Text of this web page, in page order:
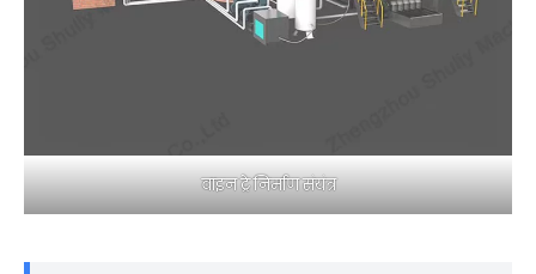
वाइन ट्रे निर्माण संयंत्र